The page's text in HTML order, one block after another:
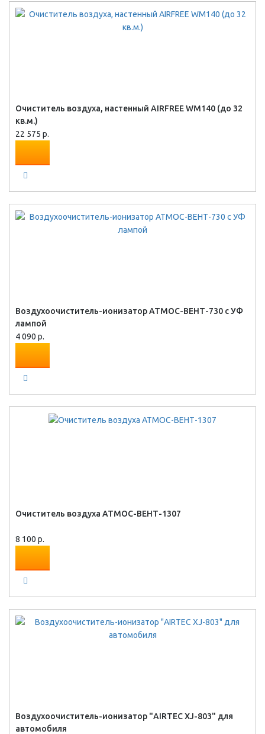
Очиститель воздуха, настенный AIRFREE WM140 (до 32
кв.м.)
22 575 р.
Воздухоочиститель-ионизатор АТМОС-ВЕНТ-730 с УФ
лампой
4 090 р.
Очиститель воздуха АТМОС-ВЕНТ-1307
8 100 р.
Воздухоочиститель-ионизатор "AIRTEС XJ-803" для
автомобиля